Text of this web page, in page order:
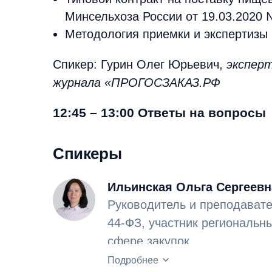
Минсельхоза России от 19.03.2020
Методология приемки и
Спикер: Гурин Олег Юрьевич,
журнала «ПРОГОСЗАКАЗ.РФ
12:45 – 13:00 Ответы на вопросы
Спикеры
Ильинская Ольга
Руководитель и
44-ФЗ, участник
сфере закупок.
Опыт работы в сфере
Подробнее